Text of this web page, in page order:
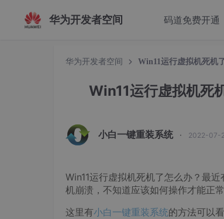
华为开发者空间 码道免费开通
华为开发者空间 Win11运行虚拟机死机
Win11运行虚拟机死
小白一键重装系统 · 2022-07-
Win11运行虚拟机死机了怎么办？最
机崩溃，不知道应该如何操作才能正常
这里有小白一键重装系统的方法可以